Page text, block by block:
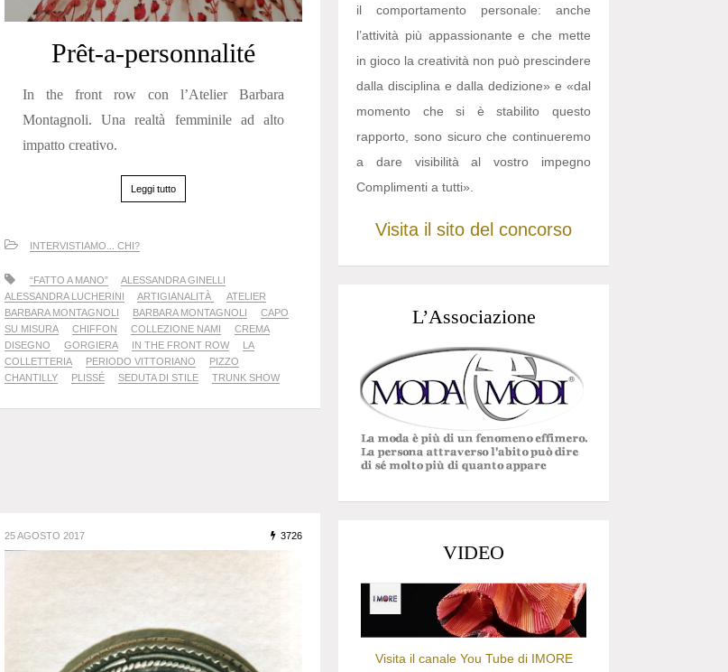
Prêt-a-personnalité
In the front row con l’Atelier Barbara
Montagnoli. Una realtà femminile ad alto
impatto creativo.
Leggi tutto
INTERVISTIAMO... CHI?
“FATTO A MANO”
ALESSANDRA GINELLI
ALESSANDRA LUCHERINI
ARTIGIANALITÀ
ATELIER
BARBARA MONTAGNOLI
BARBARA MONTAGNOLI
CAPO
SU MISURA
CHIFFON COLLEZIONE NAMI
CREMA
DISEGNO
GORGIERA IN THE FRONT ROW
LA
COLLETTERIA
PERIODO VITTORIANO
PIZZO
CHANTILLY
PLISSÉ SEDUTA DI STILE TRUNK SHOW
25 AGOSTO 2017 3726
il comportamento personale: anche
l’attività più appassionante e che mette
in gioco la creatività non può prescindere
dalla disciplina e dalla dedizione» e «dal
momento che si è stabilito questo
rapporto, sono sicuro che continueremo
a dare visibilità al vostro impegno
Complimenti a tutti».
Visita il sito del concorso
L’Associazione
VIDEO
Visita il canale You Tube di IMORE